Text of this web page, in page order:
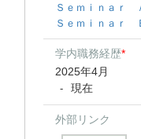
Ｓｅｍｉｎａｒ
Ｓｅｍｉｎａｒ
学内職務経歴*
2025年4月
- 現在
外部リンク